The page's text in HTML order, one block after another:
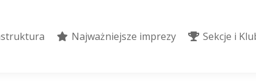
Najważniejsze imprezy Sekcje i
Najważniejsze imprezy Sekcje i